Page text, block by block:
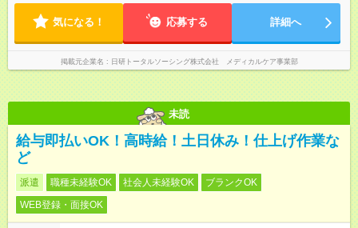
気になる！ 応募する 詳細へ
掲載元企業名 日研トータルソーシング株式会社 メディカルケア事業部
未読
給与即払いOK！高時給！土日休み！仕上げ作業な
ど
派遣 職種未経験OK 社会人未経験OK
ブランクOK
WEB登録・面接OK